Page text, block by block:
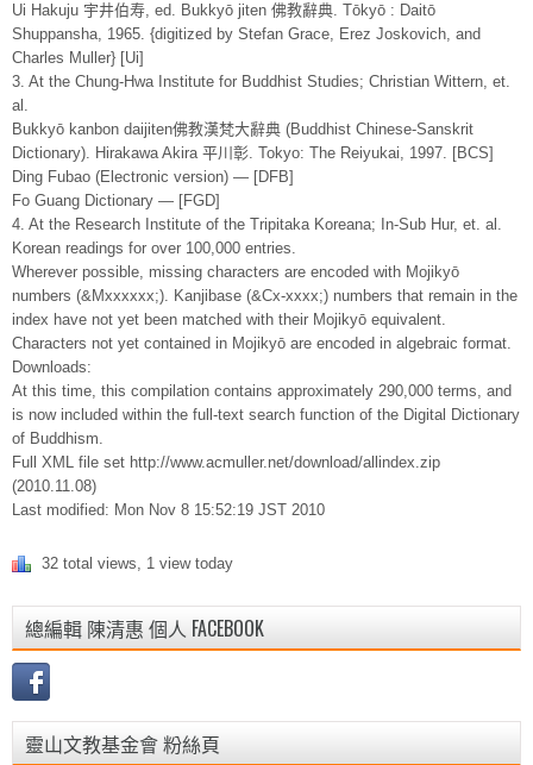
Ui Hakuju 宇井伯寿, ed. Bukkyō jiten 佛教辭典. Tōkyō : Daitō
Shuppansha, 1965. {digitized by Stefan Grace, Erez Joskovich, and
Charles Muller} [Ui]
3. At the Chung-Hwa Institute for Buddhist Studies; Christian Wittern, et.
al.
Bukkyō kanbon daijiten佛教漢梵大辭典 (Buddhist Chinese-Sanskrit
Dictionary). Hirakawa Akira 平川彰. Tokyo: The Reiyukai, 1997. [BCS]
Ding Fubao (Electronic version) — [DFB]
Fo Guang Dictionary — [FGD]
4. At the Research Institute of the Tripitaka Koreana; In-Sub Hur, et. al.
Korean readings for over 100,000 entries.
Wherever possible, missing characters are encoded with Mojikyō
numbers (&Mxxxxxx;). Kanjibase (&Cx-xxxx;) numbers that remain in the
index have not yet been matched with their Mojikyō equivalent.
Characters not yet contained in Mojikyō are encoded in algebraic format.
Downloads:
At this time, this compilation contains approximately 290,000 terms, and
is now included within the full-text search function of the Digital Dictionary
of Buddhism.
Full XML file set http://www.acmuller.net/download/allindex.zip
(2010.11.08)
Last modified: Mon Nov 8 15:52:19 JST 2010
32 total views, 1 view today
總編輯 陳清惠 個人 FACEBOOK
靈山文教基金會 粉絲頁